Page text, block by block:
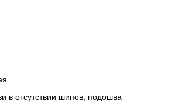
в отсутствии шипов, подошва